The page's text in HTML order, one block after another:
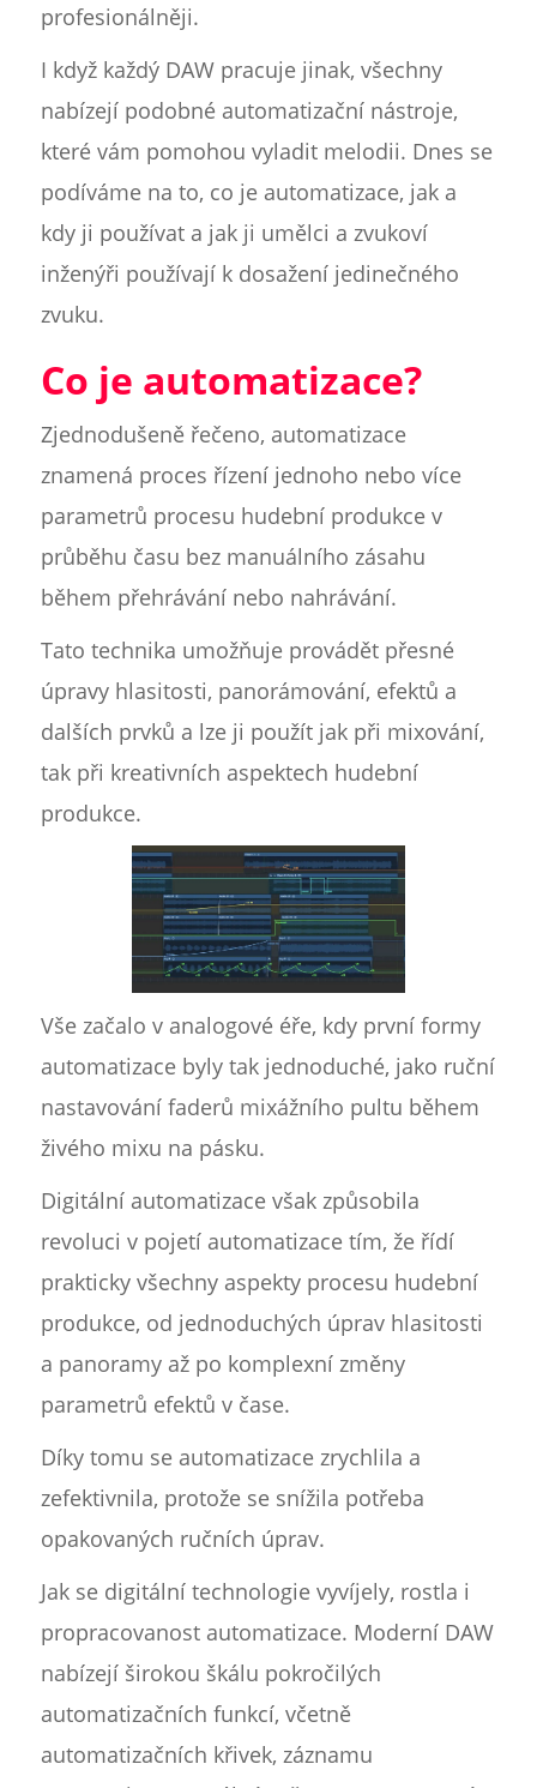
profesionálněji.
I když každý DAW pracuje jinak, všechny
nabízejí podobné automatizační nástroje,
které vám pomohou vyladit melodii. Dnes se
podíváme na to, co je automatizace, jak a
kdy ji používat a jak ji umělci a zvukoví
inženýři používají k dosažení jedinečného
zvuku.
Co je automatizace?
Zjednodušeně řečeno, automatizace
znamená proces řízení jednoho nebo více
parametrů procesu hudební produkce v
průběhu času bez manuálního zásahu
během přehrávání nebo nahrávání.
Tato technika umožňuje provádět přesné
úpravy hlasitosti, panorámování, efektů a
dalších prvků a lze ji použít jak při mixování,
tak při kreativních aspektech hudební
produkce.
Vše začalo v analogové éře, kdy první formy
automatizace byly tak jednoduché, jako ruční
nastavování faderů mixážního pultu během
živého mixu na pásku.
Digitální automatizace však způsobila
revoluci v pojetí automatizace tím, že řídí
prakticky všechny aspekty procesu hudební
produkce, od jednoduchých úprav hlasitosti
a panoramy až po komplexní změny
parametrů efektů v čase.
Díky tomu se automatizace zrychlila a
zefektivnila, protože se snížila potřeba
opakovaných ručních úprav.
Jak se digitální technologie vyvíjely, rostla i
propracovanost automatizace. Moderní DAW
nabízejí širokou škálu pokročilých
automatizačních funkcí, včetně
automatizačních křivek, záznamu